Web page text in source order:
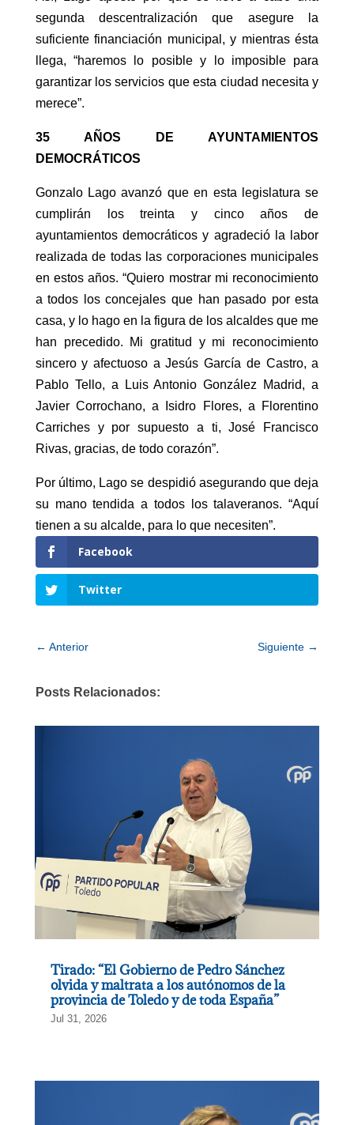
segunda descentralización que asegure la
suficiente financiación municipal, y mientras ésta
llega, “haremos lo posible y lo imposible para
garantizar los servicios que esta ciudad necesita y
merece”.
35 AÑOS DE AYUNTAMIENTOS
DEMOCRÁTICOS
Gonzalo Lago avanzó que en esta legislatura se
cumplirán los treinta y cinco años de
ayuntamientos democráticos y agradeció la labor
realizada de todas las corporaciones municipales
en estos años. “Quiero mostrar mi reconocimiento
a todos los concejales que han pasado por esta
casa, y lo hago en la figura de los alcaldes que me
han precedido. Mi gratitud y mi reconocimiento
sincero y afectuoso a Jesús García de Castro, a
Pablo Tello, a Luis Antonio González Madrid, a
Javier Corrochano, a Isidro Flores, a Florentino
Carriches y por supuesto a ti, José Francisco
Rivas, gracias, de todo corazón”.
Por último, Lago se despidió asegurando que deja
su mano tendida a todos los talaveranos. “Aquí
tienen a su alcalde, para lo que necesiten”.
Facebook
Twitter
← Anterior Siguiente →
Posts Relacionados:
Tirado: “El Gobierno de Pedro Sánchez
olvida y maltrata a los autónomos de la
provincia de Toledo y de toda España”
Jul 31, 2026